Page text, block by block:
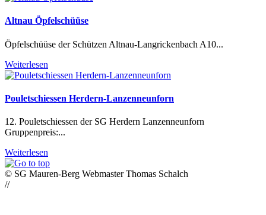
Altnau Öpfelschüüse
Öpfelschüüse der Schützen Altnau-Langrickenbach A10...
Weiterlesen
Pouletschiessen Herdern-Lanzenneunforn
12. Pouletschiessen der SG Herdern Lanzenneunforn
Gruppenpreis:...
Weiterlesen
© SG Mauren-Berg Webmaster Thomas Schalch
//